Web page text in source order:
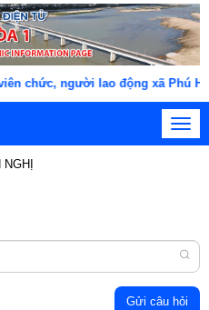
người lao động xã Phú Hòa 1
Gửi câu hỏi